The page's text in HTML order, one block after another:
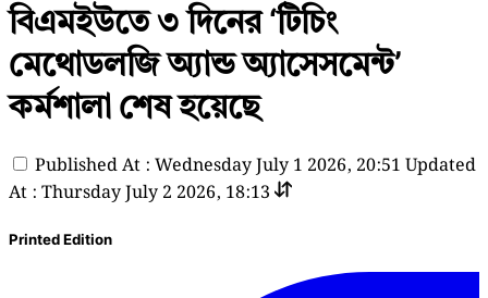
বিএমইউতে ৩ দিনের ‘টিচিং
মেথোডলজি অ্যান্ড অ্যাসেসমেন্ট’
কর্মশালা শেষ হয়েছে
Published At : Wednesday July 1 2026, 20:51 Updated
At : Thursday July 2 2026, 18:13
Printed Edition